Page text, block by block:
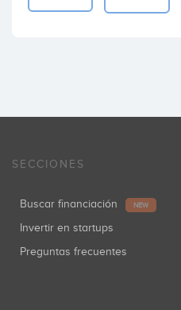
SECCIONES
Buscar financiación NEW
Invertir en startups
Preguntas frecuentes